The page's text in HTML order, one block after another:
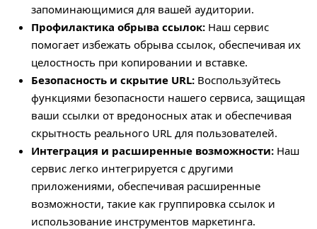
запоминающимися для вашей аудитории.
Профилактика обрыва ссылок: Наш сервис
помогает избежать обрыва ссылок, обеспечивая их
целостность при копировании и вставке.
Безопасность и скрытие URL: Воспользуйтесь
функциями безопасности нашего сервиса, защищая
ваши ссылки от вредоносных атак и обеспечивая
скрытность реального URL для пользователей.
Интеграция и расширенные возможности: Наш
сервис легко интегрируется с другими
приложениями, обеспечивая расширенные
возможности, такие как группировка ссылок и
использование инструментов маркетинга.